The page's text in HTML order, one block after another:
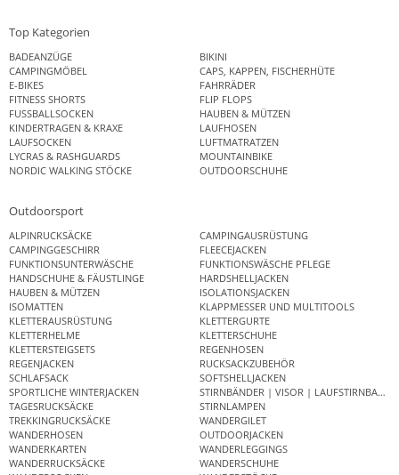
Top Kategorien
BADEANZÜGE
BIKINI
CAMPINGMÖBEL
CAPS, KAPPEN, FISCHERHÜTE
E-BIKES
FAHRRÄDER
FITNESS SHORTS
FLIP FLOPS
FUSSBALLSOCKEN
HAUBEN & MÜTZEN
KINDERTRAGEN & KRAXE
LAUFHOSEN
LAUFSOCKEN
LUFTMATRATZEN
LYCRAS & RASHGUARDS
MOUNTAINBIKE
NORDIC WALKING STÖCKE
OUTDOORSCHUHE
Outdoorsport
ALPINRUCKSÄCKE
CAMPINGAUSRÜSTUNG
CAMPINGGESCHIRR
FLEECEJACKEN
FUNKTIONSUNTERWÄSCHE
FUNKTIONSWÄSCHE PFLEGE
HANDSCHUHE & FÄUSTLINGE
HARDSHELLJACKEN
HAUBEN & MÜTZEN
ISOLATIONSJACKEN
ISOMATTEN
KLAPPMESSER UND MULTITOOLS
KLETTERAUSRÜSTUNG
KLETTERGURTE
KLETTERHELME
KLETTERSCHUHE
KLETTERSTEIGSETS
REGENHOSEN
REGENJACKEN
RUCKSACKZUBEHÖR
SCHLAFSACK
SOFTSHELLJACKEN
SPORTLICHE WINTERJACKEN
STIRNBÄNDER | VISOR | LAUFSTIRNBAND
TAGESRUCKSÄCKE
STIRNLAMPEN
TREKKINGRUCKSÄCKE
WANDERGILET
WANDERHOSEN
OUTDOORJACKEN
WANDERKARTEN
WANDERLEGGINGS
WANDERRUCKSÄCKE
WANDERSCHUHE